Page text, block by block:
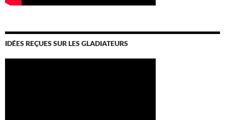
IDÉES REÇUES SUR LES GLADIATEURS